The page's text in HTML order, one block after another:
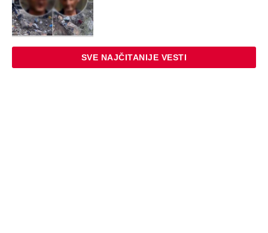
SVE NAJČITANIJE VESTI